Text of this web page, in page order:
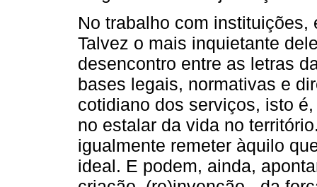
No trabalho com
Talvez o mais inquietante
desencontro entre as letras
bases legais, normativas e
cotidiano dos serviços, isto
no estalar da vida no
igualmente remeter àquilo
ideal. E podem, ainda,